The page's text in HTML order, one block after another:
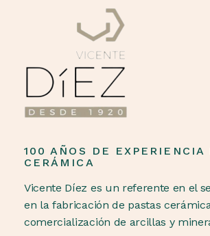
100 AÑOS DE EXPERIENCIA
CERÁMICA
Vicente Díez es un referente en el
en la fabricación de pastas
comercialización de arcillas y